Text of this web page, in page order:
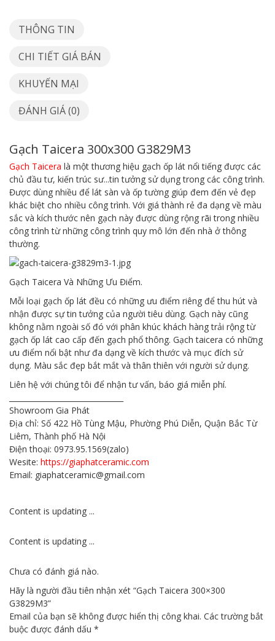
THÔNG TIN
CHI TIẾT GIÁ BÁN
KHUYẾN MẠI
ĐÁNH GIÁ (0)
Gạch Taicera 300x300 G3829M3
Gạch Taicera là một thương hiệu gạch ốp lát nổi tiếng được các
chủ đầu tư, kiến trúc sư...tin tưởng sử dụng trong các công trình.
Được dùng nhiều để lát sàn và ốp tường giúp đem đến vẻ đẹp
khác biệt cho nhiều công trình. Với giá thành rẻ đa dạng về màu
sắc và kích thước nên gạch này được dùng rộng rãi trong nhiều
công trình từ những công trình quy mô lớn đến nhà ở thông
thường.
Gạch Taicera Và Những Ưu Điểm.
Mỗi loại gạch ốp lát đều có những ưu điểm riêng để thu hút và
nhận được sự tin tưởng của người tiêu dùng. Gạch này cũng
không nằm ngoài số đó với phân khúc khách hàng trải rộng từ
gạch ốp lát cao cấp đến gạch phổ thông. Gạch taicera có những
ưu điểm nổi bật như đa dạng về kích thước và mục đích sử
dụng. Màu sắc đẹp bắt mắt và thân thiên với người sử dụng.
Liên hệ với chúng tôi để nhận tư vấn, báo giá miễn phí.
Showroom Gia Phát
Địa chỉ: Số 422 Hồ Tùng Mậu, Phường Phú Diễn, Quận Bắc Từ
Liêm, Thành phố Hà Nội
Điện thoại: 0973.95.1569(zalo)
Wesite: https://giaphatceramic.com
Email: giaphatceramic@gmail.com
Content is updating ...
Content is updating ...
Chưa có đánh giá nào.
Hãy là người đầu tiên nhận xét “Gạch Taicera 300×300
G3829M3”
Email của bạn sẽ không được hiển thị công khai. Các trường bắt
buộc được đánh dấu *